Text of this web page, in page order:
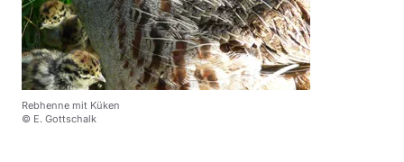
Rebhenne mit Küken
© E. Gottschalk